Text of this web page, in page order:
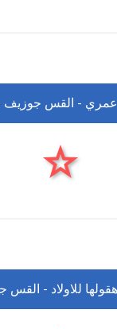
- القس جوزيف
للاولاد -